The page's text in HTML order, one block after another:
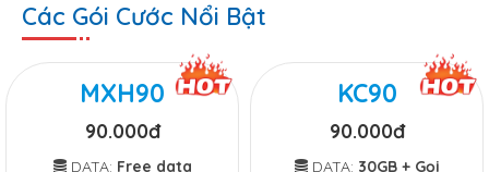
Các Gói Cước Nổi Bật
MXH90
90.000đ
DATA: Free data
KC90
90.000đ
DATA: 30GB + Gọi